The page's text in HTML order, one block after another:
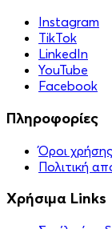
Instagram
TikTok
LinkedIn
YouTube
Facebook
Πληροφορίες
Όροι χρήσης
Πολιτική
Χρήσιμα Links